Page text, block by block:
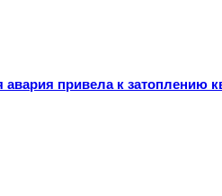
авария привела к затоплению